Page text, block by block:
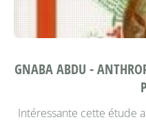
GNABA ABDU -
Intéressante cette étude